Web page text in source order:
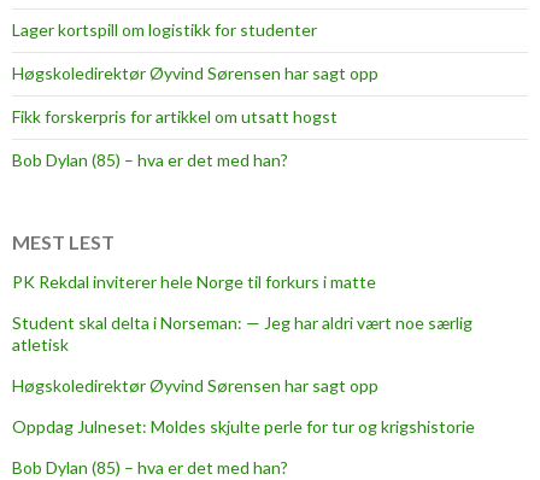
Lager kortspill om logistikk for studenter
Høgskoledirektør Øyvind Sørensen har sagt opp
Fikk forskerpris for artikkel om utsatt hogst
Bob Dylan (85) – hva er det med han?
MEST LEST
PK Rekdal inviterer hele Norge til forkurs i matte
Student skal delta i Norseman: — Jeg har aldri vært noe særlig
atletisk
Høgskoledirektør Øyvind Sørensen har sagt opp
Oppdag Julneset: Moldes skjulte perle for tur og krigshistorie
Bob Dylan (85) – hva er det med han?